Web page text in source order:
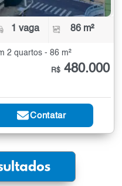
1 vaga 86 m²
2 quartos - 86 m²
R$ 480.000
Contatar